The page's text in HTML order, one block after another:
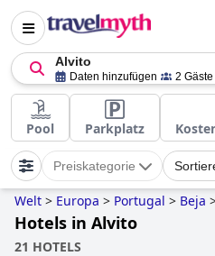
Alvito
Daten hinzufügen 2 Gäste
Pool Parkplatz
Preiskategorie
Welt > Europa > Portugal > Beja
Hotels in Alvito
21 HOTELS